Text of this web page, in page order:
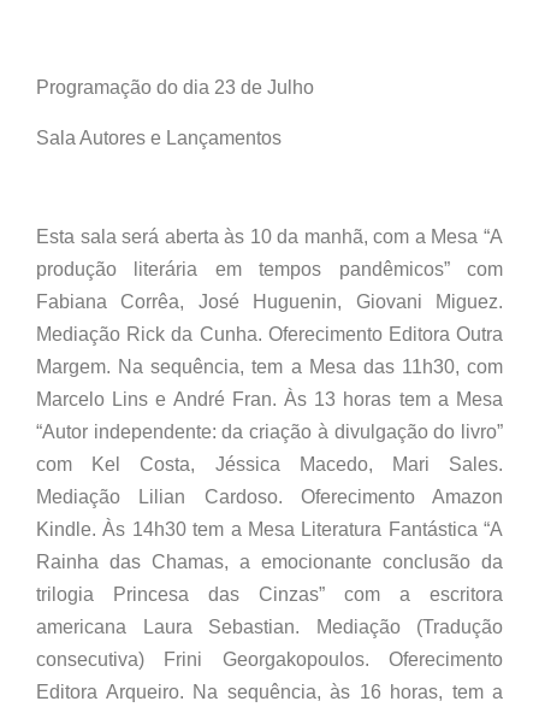
Programação do dia 23 de Julho
Sala Autores e Lançamentos
Esta sala será aberta às 10 da manhã, com a Mesa “A
produção literária em tempos pandêmicos” com
Fabiana Corrêa, José Huguenin, Giovani Miguez.
Mediação Rick da Cunha. Oferecimento Editora Outra
Margem. Na sequência, tem a Mesa das 11h30, com
Marcelo Lins e André Fran. Às 13 horas tem a Mesa
“Autor independente: da criação à divulgação do livro”
com Kel Costa, Jéssica Macedo, Mari Sales.
Mediação Lilian Cardoso. Oferecimento Amazon
Kindle. Às 14h30 tem a Mesa Literatura Fantástica “A
Rainha das Chamas, a emocionante conclusão da
trilogia Princesa das Cinzas” com a escritora
americana Laura Sebastian. Mediação (Tradução
consecutiva) Frini Georgakopoulos. Oferecimento
Editora Arqueiro. Na sequência, às 16 horas, tem a